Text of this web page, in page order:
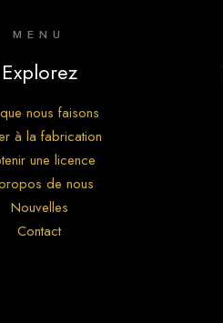
MENU
Explorez
nous faisons
à la fabrication
une licence
de nous
Nouvelles
Contact